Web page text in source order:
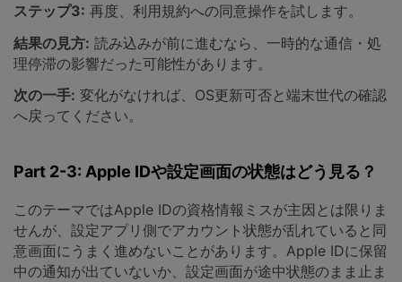
ステップ3: 再度、利用規約への同意操作を試します。
結果の見方: 読み込みが前に進むなら、一時的な通信・処
理停滞の影響だった可能性があります。
次の一手: 変化がなければ、OS更新可否と端末世代の確認
へ戻ってください。
Part 2-3: Apple IDや設定画面の状態はどう見る？
このテーマではApple IDの資格情報ミスが主因とは限りま
せんが、設定アプリ側でアカウント状態が乱れていると同
意画面にうまく進めないことがあります。Apple IDに保留
中の通知が出ていないか、設定画面が途中状態のまま止ま